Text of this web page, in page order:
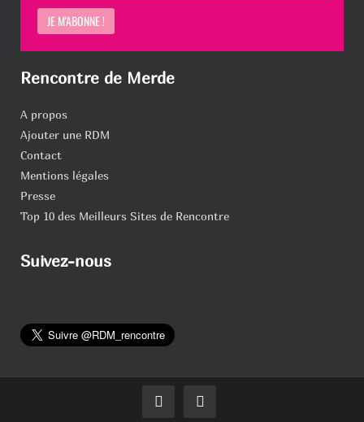
Rencontre de Merde
A propos
Ajouter une RDM
Contact
Mentions légales
Presse
Top 10 des Meilleurs Sites de Rencontre
Suivez-nous